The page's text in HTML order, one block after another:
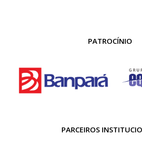
PATROCÍNIO
PARCEIROS